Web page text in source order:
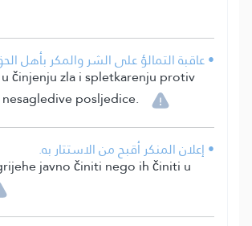
• عاقبة التمالؤ على الشر والمكر بأهل
činjenju zla i spletkarenju protiv
posljedice.
• إعلان المنكر أقبح من الاستتار به.
javno činiti nego ih činiti u